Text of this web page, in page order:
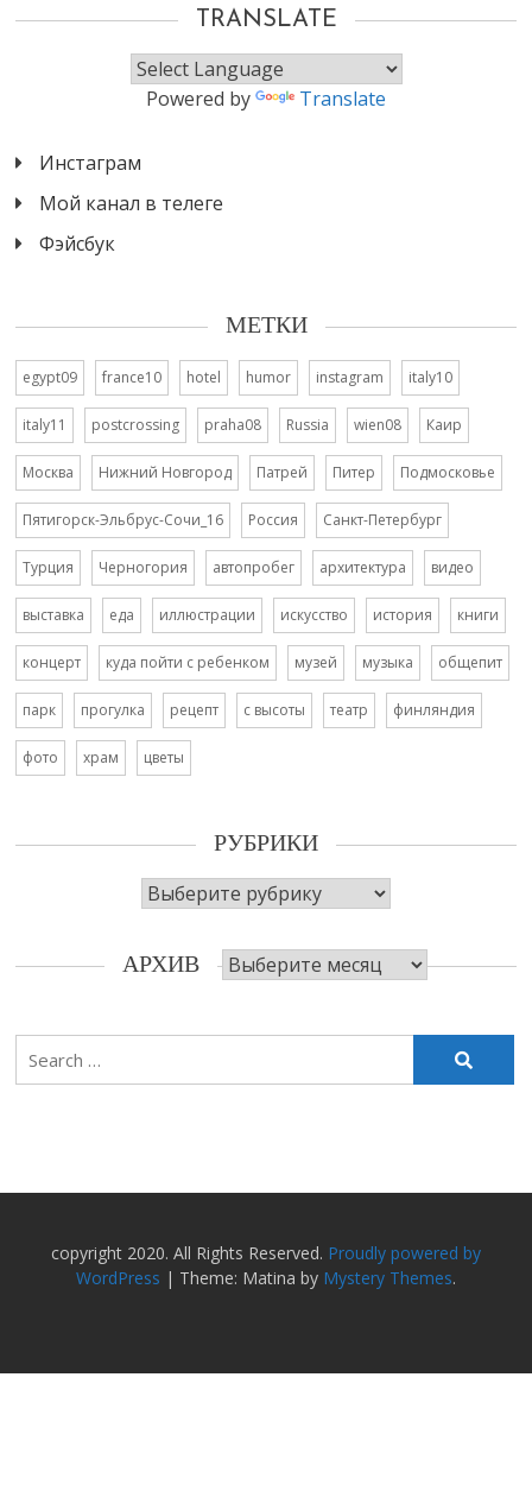
TRANSLATE
Powered by Translate
Инстаграм
Мой канал в телеге
Фэйсбук
МЕТКИ
egypt09 france10 hotel humor instagram italy10
italy11 postcrossing praha08 Russia wien08 Каир
Москва Нижний Новгород Патрей Питер Подмосковье
Пятигорск-Эльбрус-Сочи_16 Россия Санкт-Петербург
Турция Черногория автопробег архитектура видео
выставка еда иллюстрации искусство история книги
концерт куда пойти с ребенком музей музыка общепит
парк прогулка рецепт с высоты театр финляндия
фото храм цветы
РУБРИКИ
Рубрики
АРХИВ Архив
Search
copyright 2020. All Rights Reserved. Proudly powered by
WordPress | Theme: Matina by Mystery Themes.